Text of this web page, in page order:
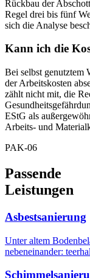
Rückbau der
Regel drei bis fünf
sich die Analyse
Kann ich die
Bei selbst genutztem
der Arbeitskosten
zählt nicht mit, die
EStG als
Arbeits- und
PAK-06
Passende
Leistungen
Asbestsanierung
Unter altem
nebeneinander: